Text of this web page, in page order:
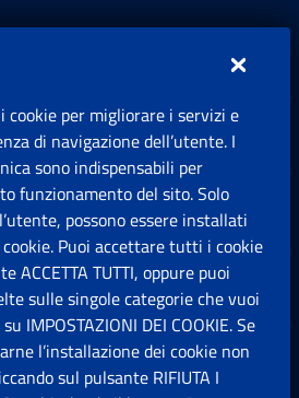
cookie per migliorare i servizi e
di navigazione dell’utente. I
sono indispensabili per
funzionamento del sito. Solo
possono essere installati
Puoi accettare tutti i cookie
ACCETTA TUTTI, oppure puoi
sulle singole categorie che vuoi
IMPOSTAZIONI DEI COOKIE. Se
l’installazione dei cookie non
sul pulsante RIFIUTA I